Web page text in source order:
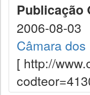
Publicação
2006-08-03
Câmara
[ http://